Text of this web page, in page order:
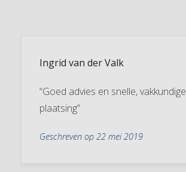
Ingrid van der Valk
“Goed advies en snelle, vakkundige
plaatsing”
Geschreven op 22 mei 2019